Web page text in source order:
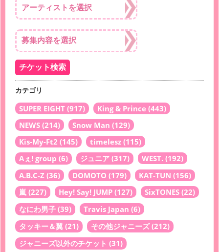
カテゴリ
SUPER EIGHT (917) King & Prince (443)
NEWS (214) Snow Man (129)
Kis-My-Ft2 (145) timelesz (115)
Aぇ! group (6) ジュニア (317) WEST. (192)
A.B.C-Z (36) DOMOTO (179) KAT-TUN (156)
嵐 (227) Hey! Say! JUMP (127) SixTONES (22)
なにわ男子 (39) Travis Japan (6)
タッキー＆翼 (21) その他ジャニーズ(212)
ジャニーズ以外のチケット (31)